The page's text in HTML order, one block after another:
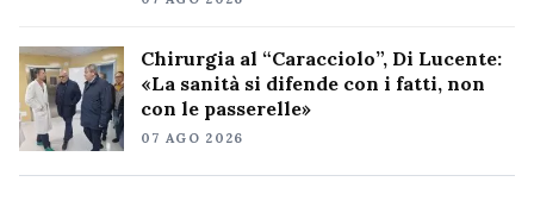
Chirurgia al “Caracciolo”, Di Lucente:
«La sanità si difende con i fatti, non
con le passerelle»
07 AGO 2026